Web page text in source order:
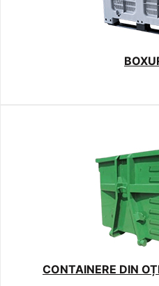
CONTAINERE DIN